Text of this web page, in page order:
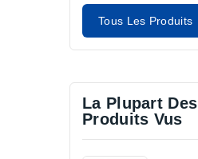
Tous Les Produits
La Plupart Des
Produits Vus